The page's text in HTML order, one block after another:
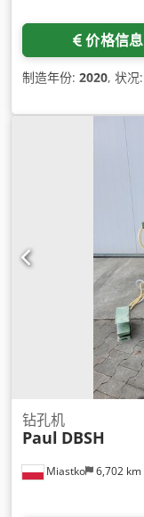
价格信息
制造年份: 2020, 状况:
Miastko 6,702 km
钻孔机
Paul DBSH